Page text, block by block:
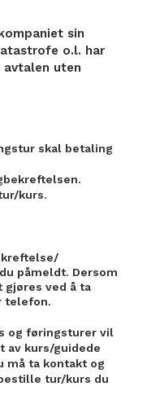
sin
o.l. har
uten
skal betaling
kurs.
påmeldt. Dersom
gjøres ved å ta
telefon.
og føringsturer vil
av kurs/guidede
må ta kontakt og
tur/kurs du